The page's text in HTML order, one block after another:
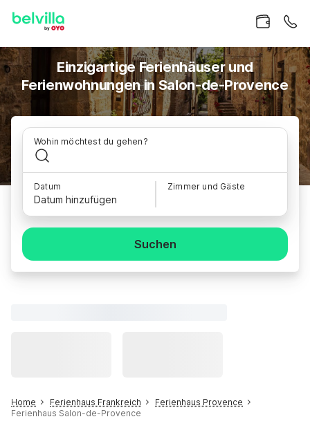
Einzigartige Ferienhäuser und
Ferienwohnungen in Salon-de-Provence
Wohin möchtest du gehen?
Datum
Datum hinzufügen
Zimmer und Gäste
Suchen
Home Ferienhaus Frankreich
Ferienhaus Provence
Ferienhaus Salon-de-Provence